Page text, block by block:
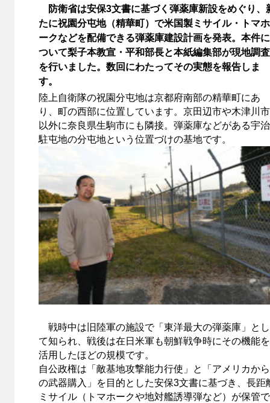
防衛省は安保3文書に基づく弾薬庫新設をめぐり、
たに祝園分屯地（精華町）で米国製ミサイル・トマホ
ークなどを配備できる弾薬庫建設計画を発表。本件に
ついて梨子本教宣・平和部長と本紙編集部が現地調査
を行いました。数回にわたってその実態を報告しま
す。
陸上自衛隊の祝園分屯地は京都府南部の精華町にあ
り、町の西部に位置しています。京田辺市や木津川市
以外に奈良県生駒市にも隣接。弾薬庫などがある宇治
駐屯地の分屯地という位置づけの基地です。
戦時中は旧陸軍の施設で「東洋最大の弾薬庫」とし
て知られ、戦後は在日米軍も朝鮮戦争時にその機能を
活用したほどの規模です。
自公政権は「敵基地攻撃能力行使」と「アメリカから
の武器購入」を目的とした安保3文書に基づき、長距
ミサイル（トマホークや地対艦誘導弾など）が保管で